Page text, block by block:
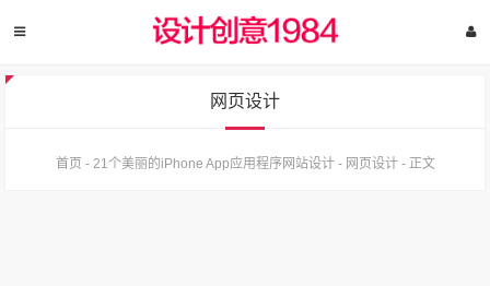
网页设计
首页 - 21个美丽的iPhone App应用程序网站设计- 网页设计- 正文